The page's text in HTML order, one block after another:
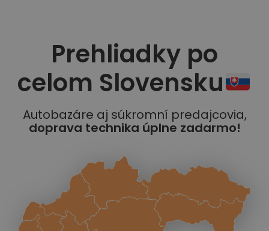
Prehliadky po
celom Slovensku
Autobazáre aj súkromní predajcovia,
doprava technika úplne zadarmo!